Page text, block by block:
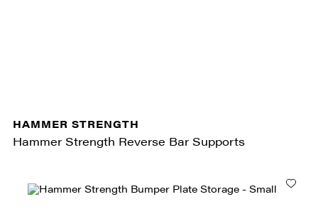
HAMMER STRENGTH
Hammer Strength Reverse Bar Supports